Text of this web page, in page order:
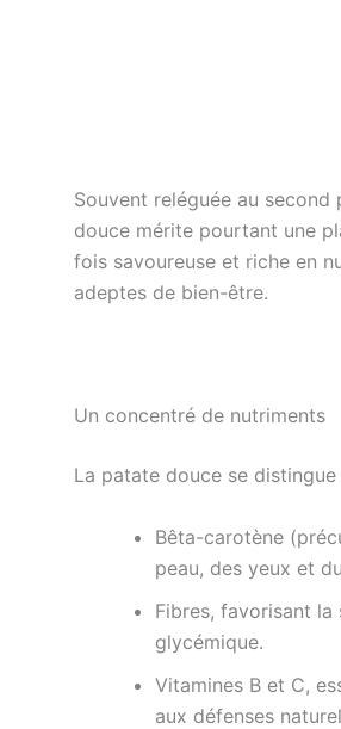
Souvent reléguée au
douce mérite pourtant une
fois savoureuse et riche en
adeptes de bien-être.
Un concentré de nutriments
La patate douce se
Bêta-carotène
peau, des yeux et
Fibres, favorisant
glycémique.
Vitamines B et C,
aux défenses